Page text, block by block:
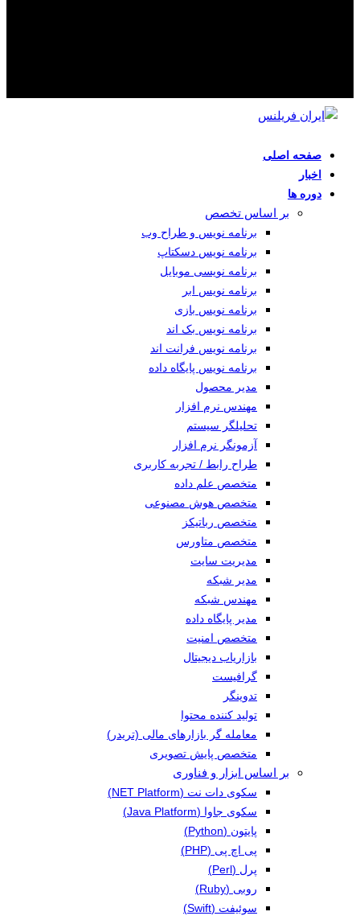
صفحه اصلی
اخبار
دوره ها
بر اساس تخصص
برنامه نویس و طراح وب
برنامه نویس دسکتاپ
برنامه نویسی موبایل
برنامه نویس ابر
برنامه نویس بازی
برنامه نویس بک اند
برنامه نویس فرانت اند
برنامه نویس پایگاه داده
مدیر محصول
مهندس نرم افزار
تحلیلگر سیستم
آزمونگر نرم افزار
طراح رابط / تجربه کاربری
متخصص علم داده
متخصص هوش مصنوعی
متخصص رباتیکز
متخصص متاورس
مدیریت سایت
مدیر شبکه
مهندس شبکه
مدیر پایگاه داده
متخصص امنیت
بازاریاب دیجیتال
گرافیست
تدوینگر
تولید کننده محتوا
معامله گر بازارهای مالی (تریدر)
متخصص پایش تصویری
بر اساس ابزار و فناوری
سکوی دات نت (NET Platform)
سکوی جاوا (Java Platform)
پایتون (Python)
پی اچ پی (PHP)
پرل (Perl)
روبی (Ruby)
سوئیفت (Swift)